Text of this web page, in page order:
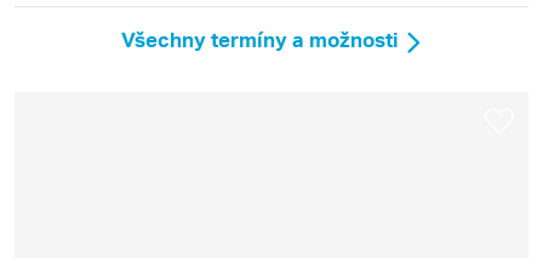
Všechny termíny a možnosti